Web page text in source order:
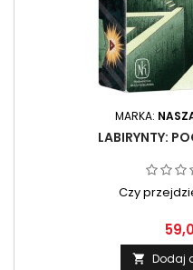
MARKA:
LABIRYNTY:
Czy
 Dodaj